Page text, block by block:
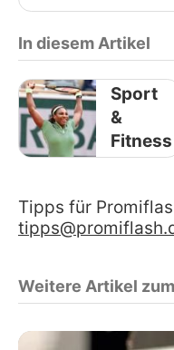
In diesem Artikel
Sport
&
Fitness
Tipps für
Weitere Artikel